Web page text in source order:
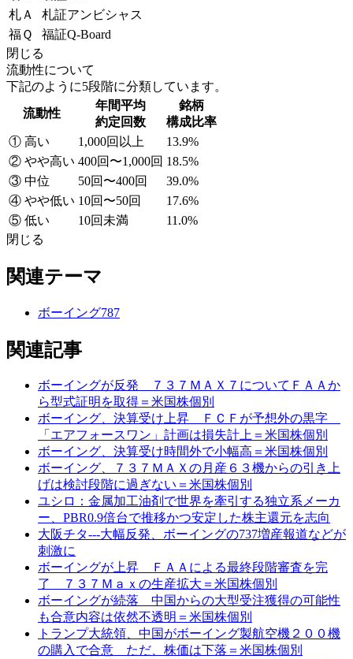
札Ａ
札証アンビシャス
福Ｑ
福証Q-Board
閉じる
流動性について
下記のように5段階に分類しています。
流動性
年間平均
約定回数
銘柄
構成比率
① 高い
1,000回以上
13.9%
② やや高い 400回〜1,000回 18.5%
③ 中位
50回〜400回
39.0%
④ やや低い 10回〜50回
17.6%
⑤ 低い
10回未満
11.0%
閉じる
関連テーマ
ボーイング787
関連記事
ボーイングが反発 ７３７ＭＡＸ７についてＦＡＡか
ら型式証明を取得＝米国株個別
ボーイング、決算受け上昇 ＦＣＦが予想外の黒字
「エアフォースワン」計画は損失計上＝米国株個別
ボーイング、決算受け時間外で小幅高＝米国株個別
ボーイング、７３７ＭＡＸの月産６３機からの引き上
げは検討段階に過ぎない＝米国株個別
ユシロ：金属加工油剤で世界を牽引する独立系メーカ
ー、PBR0.9倍台で推移かつ安定した株主還元を志向
大阪チタ---大幅反発、ボーイングの737増産報道などが
刺激に
ボーイングが上昇 ＦＡＡによる最終段階審査を完
了 ７３７Ｍａｘの生産拡大＝米国株個別
ボーイングが続落 中国からの大型受注獲得の可能性
も合意内容は依然不透明＝米国株個別
トランプ大統領、中国がボーイング製航空機２００機
の購入で合意 ただ、株価は下落＝米国株個別